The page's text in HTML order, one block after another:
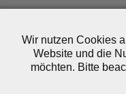
Wir nutzen Cookies
Website und die
möchten. Bitte